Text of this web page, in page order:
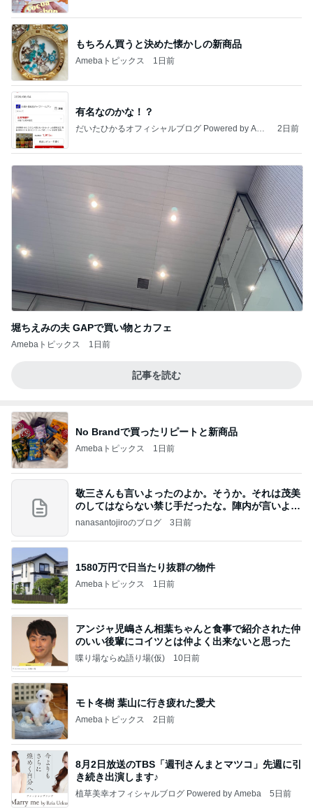
もちろん買うと決めた懐かしの新商品
Amebaトピックス 1日前
有名なのかな！？
だいたひかるオフィシャルブログ Powered by Ame
2日前
堀ちえみの夫 GAPで買い物とカフェ
Amebaトピックス 1日前
記事を読む
No Brandで買ったリピートと新商品
Amebaトピックス 1日前
敬三さんも言いよったのよか。そうか。それは茂美
のしてはならない禁じ手だったな。陣内が言いよる
のよ
nanasantojiroのブログ 3日前
1580万円で日当たり抜群の物件
Amebaトピックス 1日前
アンジャ児嶋さん相葉ちゃんと食事で紹介された仲
のいい後輩にコイツとは仲よく出来ないと思った
喋り場ならぬ語り場(仮) 10日前
モト冬樹 葉山に行き疲れた愛犬
Amebaトピックス 2日前
8月2日放送のTBS「週刊さんまとマツコ」先週に引
き続き出演します♪
植草美幸オフィシャルブログ Powered by Ameba 5日前